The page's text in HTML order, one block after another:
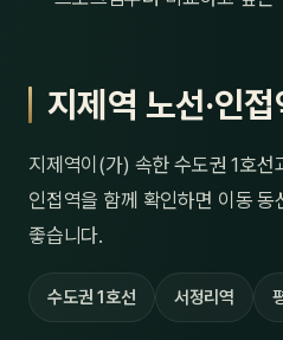
지제역 노선·인접
지제역이(가) 속한 수도권 1호선
인접역을 함께 확인하면 이동 동
좋습니다.
수도권 1호선 서정리역